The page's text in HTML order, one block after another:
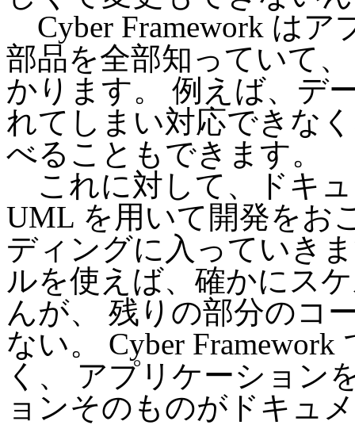
Cyber Framework はア
部品を全部知っていて
かります。 例えば、デ
れてしまい対応できな
べることもできます。
これに対して、ドキ
UML を用いて開発をお
ディングに入っていき
ルを使えば、確かにス
んが、 残りの部分のコ
ない。 Cyber
く、 アプリケーション
ョンそのものがドキュ